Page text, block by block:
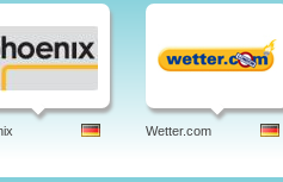
Wetter.com